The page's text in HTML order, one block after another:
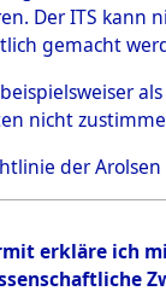
Der ITS
gemacht
nicht
der Arolsen
erkläre ich